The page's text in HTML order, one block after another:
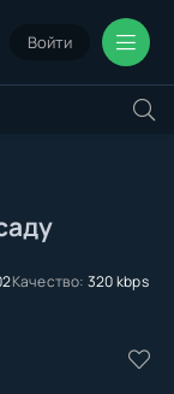
Войти
Качество: 320 kbps